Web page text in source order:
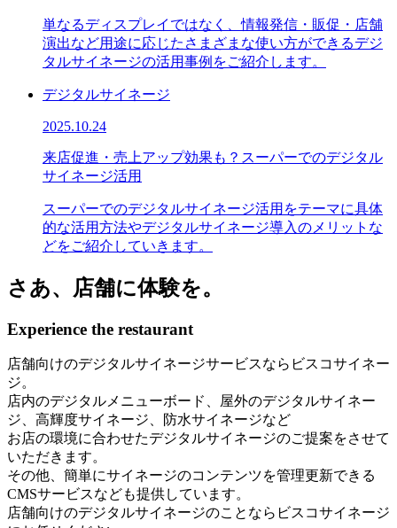
単なるディスプレイではなく、情報発信・販促・店舗
演出など用途に応じたさまざまな使い方ができるデジ
タルサイネージの活用事例をご紹介します。
デジタルサイネージ
2025.10.24
来店促進・売上アップ効果も？スーパーでのデジタル
サイネージ活用
スーパーでのデジタルサイネージ活用をテーマに具体
的な活用方法やデジタルサイネージ導入のメリットな
どをご紹介していきます。
さあ、店舗に体験を。
Experience the restaurant
店舗向けのデジタルサイネージサービスならビスコサイネー
ジ。
店内のデジタルメニューボード、屋外のデジタルサイネー
ジ、高輝度サイネージ、防水サイネージなど
お店の環境に合わせたデジタルサイネージのご提案をさせて
いただきます。
その他、簡単にサイネージのコンテンツを管理更新できる
CMSサービスなども提供しています。
店舗向けのデジタルサイネージのことならビスコサイネージ